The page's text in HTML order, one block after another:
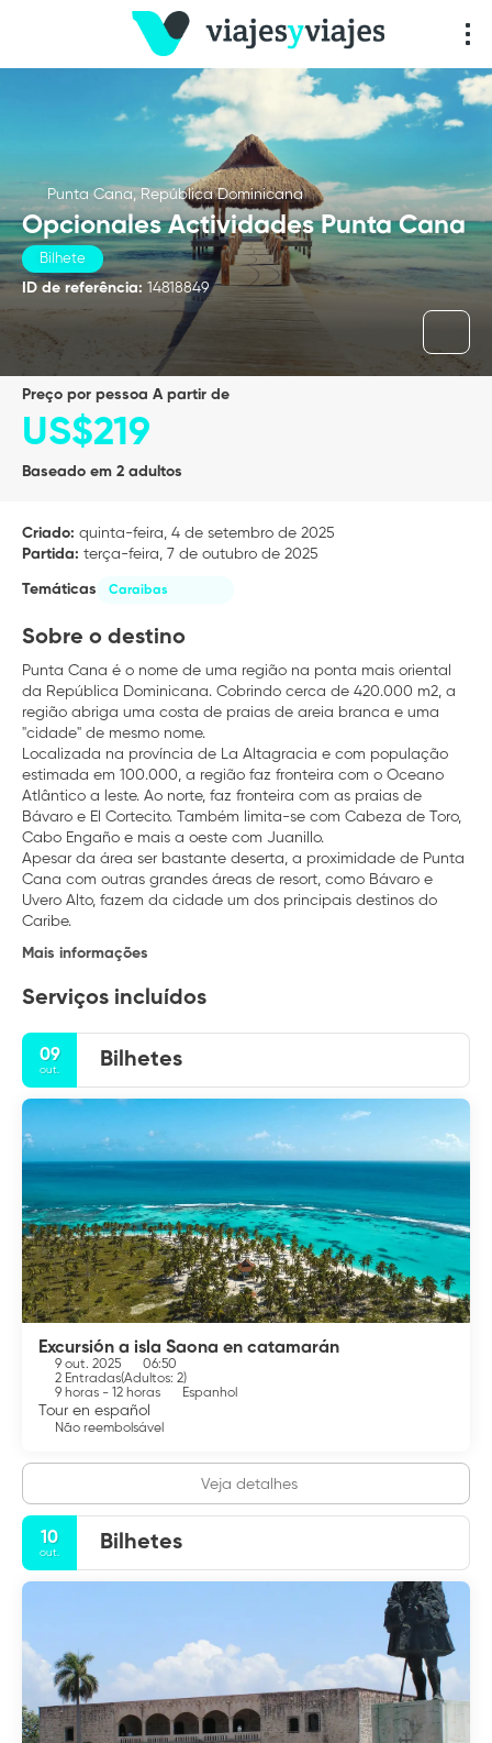
Punta Cana, República Dominicana
Opcionales Actividades Punta Cana
Bilhete
ID de referência: 14818849
preço por pessoa A partir de
US$219
Baseado em 2 adultos
Criado: quinta-feira, 4 de setembro de 2025
Partida: terça-feira, 7 de outubro de 2025
Temáticas Caraibas
Sobre o destino
Punta Cana é o nome de uma região na ponta mais oriental
da República Dominicana. Cobrindo cerca de 420.000 m2, a
região abriga uma costa de praias de areia branca e uma
"cidade" de mesmo nome.
Localizada na província de La Altagracia e com população
estimada em 100.000, a região faz fronteira com o Oceano
Atlântico a leste. Ao norte, faz fronteira com as praias de
Bávaro e El Cortecito. Também limita-se com Cabeza de Toro,
Cabo Engaño e mais a oeste com Juanillo.
Apesar da área ser bastante deserta, a proximidade de Punta
Cana com outras grandes áreas de resort, como Bávaro e
Uvero Alto, fazem da cidade um dos principais destinos do
Caribe.
Mais informações
Serviços incluídos
09
out. Bilhetes
Excursión a isla Saona en catamarán
9 out. 2025
06:50
2 Entradas(Adultos: 2)
9 horas - 12 horas
Espanhol
Tour en español
Não reembolsável
Veja detalhes
10
out. Bilhetes